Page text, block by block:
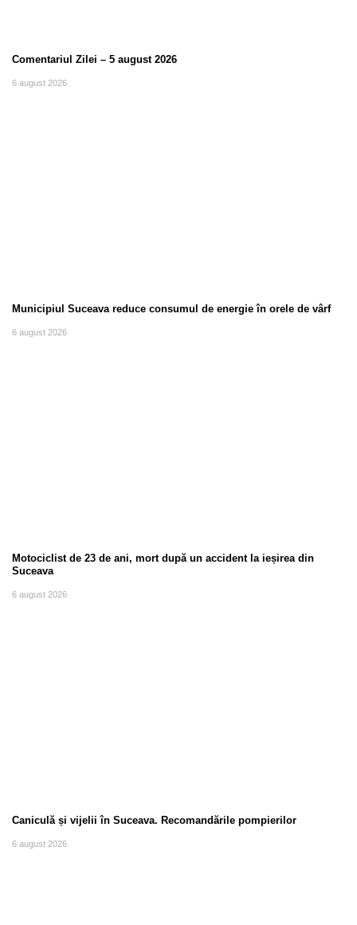
Comentariul Zilei – 5 august 2026
6 august 2026
Municipiul Suceava reduce consumul de energie în orele de vârf
6 august 2026
Motociclist de 23 de ani, mort după un accident la ieșirea din
Suceava
6 august 2026
Caniculă și vijelii în Suceava. Recomandările pompierilor
6 august 2026